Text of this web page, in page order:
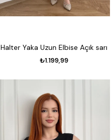
Halter Yaka Uzun Elbise Açık sarı
₺1.199,99